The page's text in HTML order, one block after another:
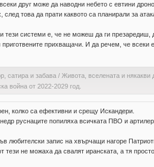
друг може да наводни небето с евтини
след това да прати каквото са планирали за
тези системи е, че не можеш да ги презаредиш,
приготвените прихващачи. И да речем, че всеки
сатира и забава / Живота, вселената и някакви
война от 2022-2029 год.
колко са ефективни и срещу Искандери.
руснаците попиляха всичката ПВО и
любителски запис на хвърчащи нагоре
тези не можаха да свалят иранската, а тя